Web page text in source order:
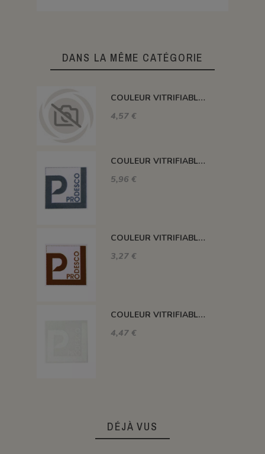
DANS LA MÊME CATÉGORIE
COULEUR VITRIFIABLE DÉCOR SANS PLOMB JAUNE VA105
4,57 €
COULEUR VITRIFIABLE DÉCOR SANS PLOMB GRIS VA116
5,96 €
COULEUR VITRIFIABLE DÉCOR SANS PLOMB CHOCOLAT VA109
3,27 €
COULEUR VITRIFIABLE DÉCOR SANS PLOMB BLANC VA103
4,47 €
DÉJÀ VUS